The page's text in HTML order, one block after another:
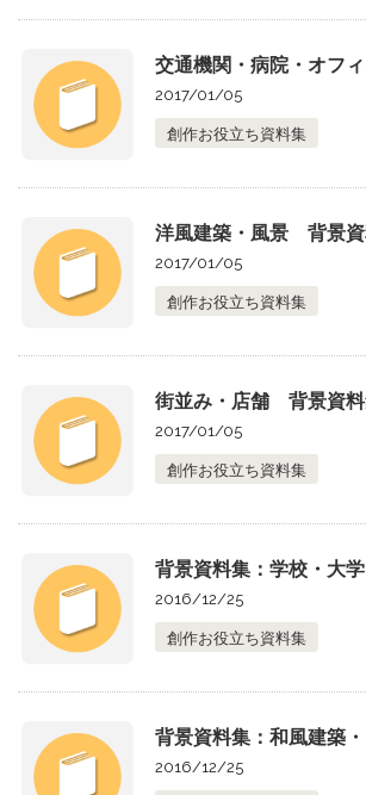
交通機関・病院・オフ
2017/01/05
創作お役立ち資料集
洋風建築・風景 背景
2017/01/05
創作お役立ち資料集
街並み・店舗 背景資
2017/01/05
創作お役立ち資料集
背景資料集：学校・大学
2016/12/25
創作お役立ち資料集
背景資料集：和風建築
2016/12/25